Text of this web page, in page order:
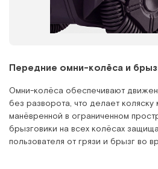
Передние омни-колёса и
Омни-колёса обеспечивают
без разворота, что делает коляску
манёвренной в ограниченном
брызговики на всех колёсах
пользователя от грязи и брызг во